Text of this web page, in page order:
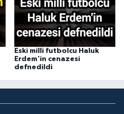
Eski milli futbolcu Haluk
Erdem'in cenazesi
defnedildi